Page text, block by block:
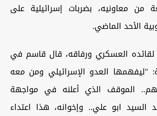
من معاونيه، بضربات إسرائيلية على
الأحد الماضي.
لقائده العسكري ورفاقه، قال قاسم في
"ليفهمها العدو الإسرائيلي ومن معه
الموقف الذي أعلنه في مواجهة
ابو علي.. وإخوانه، هذا اعتداء